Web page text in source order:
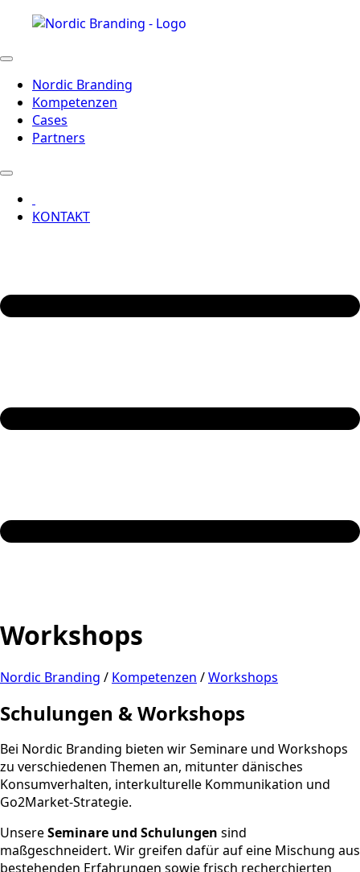
Nordic Branding
Kompetenzen
Cases
Partners
KONTAKT
Workshops
Nordic Branding / Kompetenzen /Workshops
Schulungen & Workshops
Bei Nordic Branding bieten wir Seminare und Workshops
zu verschiedenen Themen an, mitunter dänisches
Konsumverhalten, interkulturelle Kommunikation und
Go2Market-Strategie.
UnsereSeminare und Schulungen sind
maßgeschneidert. Wir greifen dafür auf eine Mischung aus
bestehenden Erfahrungen sowie frisch recherchierten